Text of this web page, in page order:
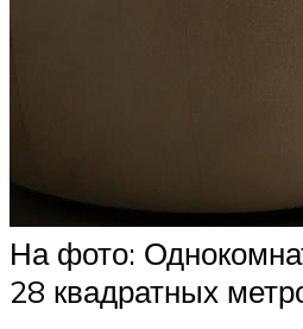
На фото:
28 квадратных